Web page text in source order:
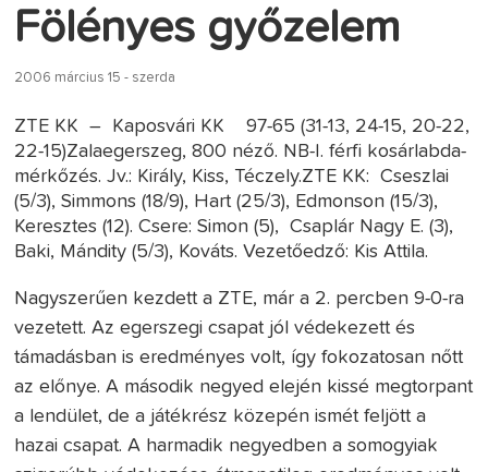
Fölényes győzelem
2006 március 15 - szerda
ZTE KK – Kaposvári KK 97-65 (31-13, 24-15, 20-22,
22-15)Zalaegerszeg, 800 néző. NB-I. férfi kosárlabda-
mérkőzés. Jv.: Király, Kiss, Téczely.ZTE KK: Cseszlai
(5/3), Simmons (18/9), Hart (25/3), Edmonson (15/3),
Keresztes (12). Csere: Simon (5), Csaplár Nagy E. (3),
Baki, Mándity (5/3), Kováts. Vezetőedző: Kis Attila.
Nagyszerűen kezdett a ZTE, már a 2. percben 9-0-ra
vezetett. Az egerszegi csapat jól védekezett és
támadásban is eredményes volt, így fokozatosan nőtt
az előnye. A második negyed elején kissé megtorpant
a lendület, de a játékrész közepén ismét feljött a
hazai csapat. A harmadik negyedben a somogyiak